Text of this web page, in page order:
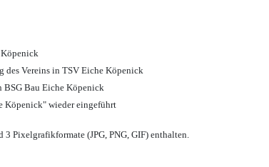
Köpenick
des Vereins in TSV Eiche Köpenick
BSG Bau Eiche Köpenick
Köpenick" wieder eingeführt
Pixelgrafikformate (JPG, PNG, GIF) enthalten.